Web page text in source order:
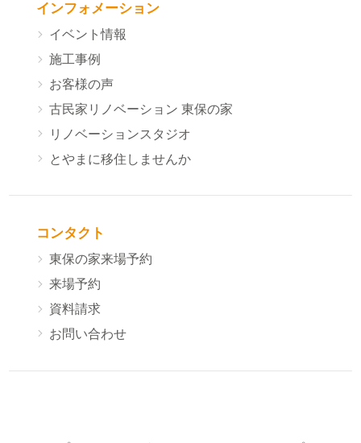
インフォメーション
イベント情報
施工事例
お客様の声
古民家リノベーション 東保の家
リノベーションスタジオ
とやまに移住しませんか
コンタクト
東保の家来場予約
来場予約
資料請求
お問い合わせ